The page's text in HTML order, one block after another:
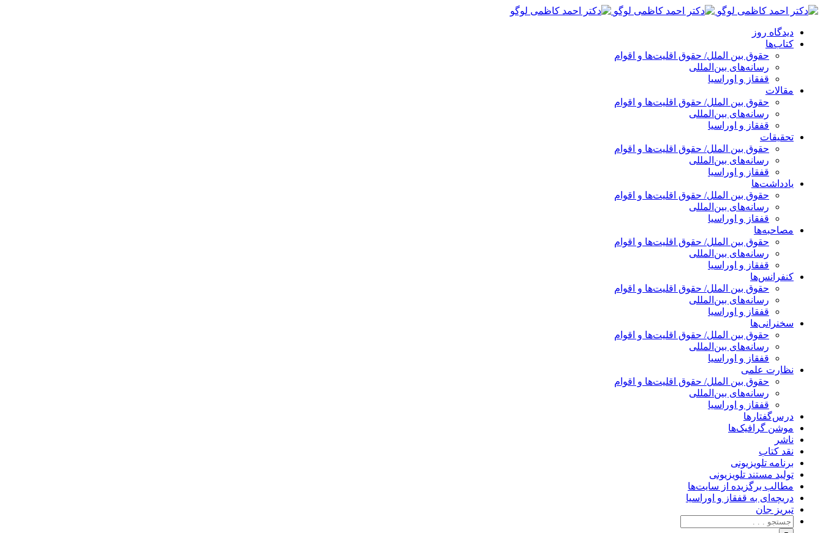
پرش
محتوا
دیدگاه روز
کتاب‌ها
حقوق بین الملل/ حقوق اقلیت‌ها و اقوام
رسانه‌های بین‌المللی
قفقاز و اوراسیا
مقالات
حقوق بین الملل/ حقوق اقلیت‌ها و اقوام
رسانه‌های بین‌المللی
قفقاز و اوراسیا
تحقیقات
حقوق بین الملل/ حقوق اقلیت‌ها و اقوام
رسانه‌های بین‌المللی
قفقاز و اوراسیا
یادداشت‌ها
حقوق بین الملل/ حقوق اقلیت‌ها و اقوام
رسانه‌های بین‌المللی
قفقاز و اوراسیا
مصاحبه‌ها
حقوق بین الملل/ حقوق اقلیت‌ها و اقوام
رسانه‌های بین‌المللی
قفقاز و اوراسیا
کنفرانس‌ها
حقوق بین الملل/ حقوق اقلیت‌ها و اقوام
رسانه‌های بین‌المللی
قفقاز و اوراسیا
سخنرانی‌ها
حقوق بین الملل/ حقوق اقلیت‌ها و اقوام
رسانه‌های بین‌المللی
قفقاز و اوراسیا
نظارت علمی
حقوق بین الملل/ حقوق اقلیت‌ها و اقوام
رسانه‌های بین‌المللی
قفقاز و اوراسیا
درس‌گفتارها
موشن گرافیک‌ها
ناشر
نقد کتاب
برنامه‌ تلویزیونی
تولید مستند تلویزیونی
مطالب برگزیده از سایت‌ها
دریچه‌ای به قفقاز و اوراسیا
تبریزِ جان
جستجو